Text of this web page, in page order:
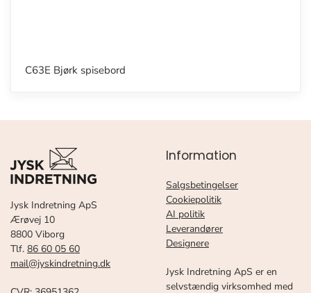
C63E Bjørk spisebord
Jysk Indretning ApS
Ærøvej 10
8800 Viborg
Tlf. 86 60 05 60
mail@jyskindretning.dk
Information
Salgsbetingelser
Cookiepolitik
AI politik
Leverandører
Designere
Jysk Indretning ApS er en
selvstændig virksomhed med